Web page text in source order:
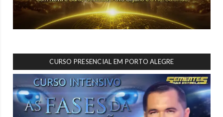
CURSO PRESENCIAL EM PORTO ALEGRE